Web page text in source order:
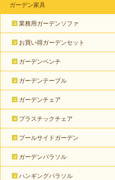
ガーデン家具
業務用ガーデンソファ
お買い得ガーデンセット
ガーデンベンチ
ガーデンテーブル
ガーデンチェア
プラスチックチェア
プールサイドガーデン
ガーデンパラソル
ハンギングパラソル